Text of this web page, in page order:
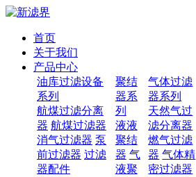
首页
关于我们
产品中心
油库过滤设备
系列
航煤过滤分离
器 航煤过滤器
消气过滤器 泵
前过滤器 过滤
器配件
聚结
器系
列
液液
聚结
器 气
液聚
气体过滤
器系列
天然气过
滤分离器
燃气过滤
器 气体精
密过滤器